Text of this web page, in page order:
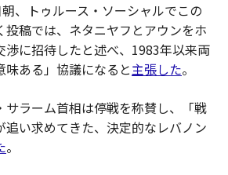
、トゥルース・ソーシャルでこの
投稿では、ネタニヤフとアウンをホ
渉に招待したと述べ、1983年以来両
ある」協議になると主張した。
サラーム首相は停戦を称賛し、「戦
追い求めてきた、決定的なレバノン
。